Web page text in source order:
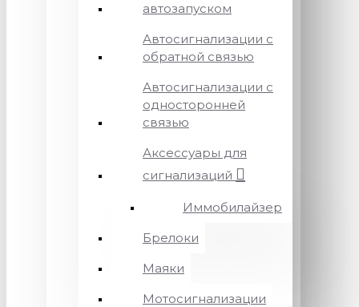
автозапуском
Автосигнализации с
обратной связью
Автосигнализации с
односторонней
связью
Аксессуары для
сигнализаций
Иммобилайзер
Брелоки
Маяки
Мотосигнализации